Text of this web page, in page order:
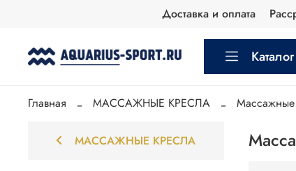
Доставка и оплата
Каталог
Главная МАССАЖНЫЕ КРЕСЛА
МАССАЖНЫЕ КРЕСЛА